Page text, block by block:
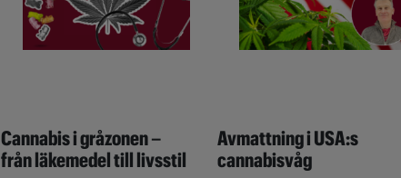
Cannabis i gråzonen –
från läkemedel till livsstil
Avmattning i USA:s
cannabisvåg